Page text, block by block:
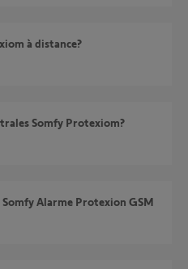
à distance?
Somfy Protexiom?
Somfy Alarme Protexion GSM